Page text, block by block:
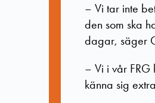
– Vi tar inte
den som ska
dagar, säger
– Vi i vår
känna sig